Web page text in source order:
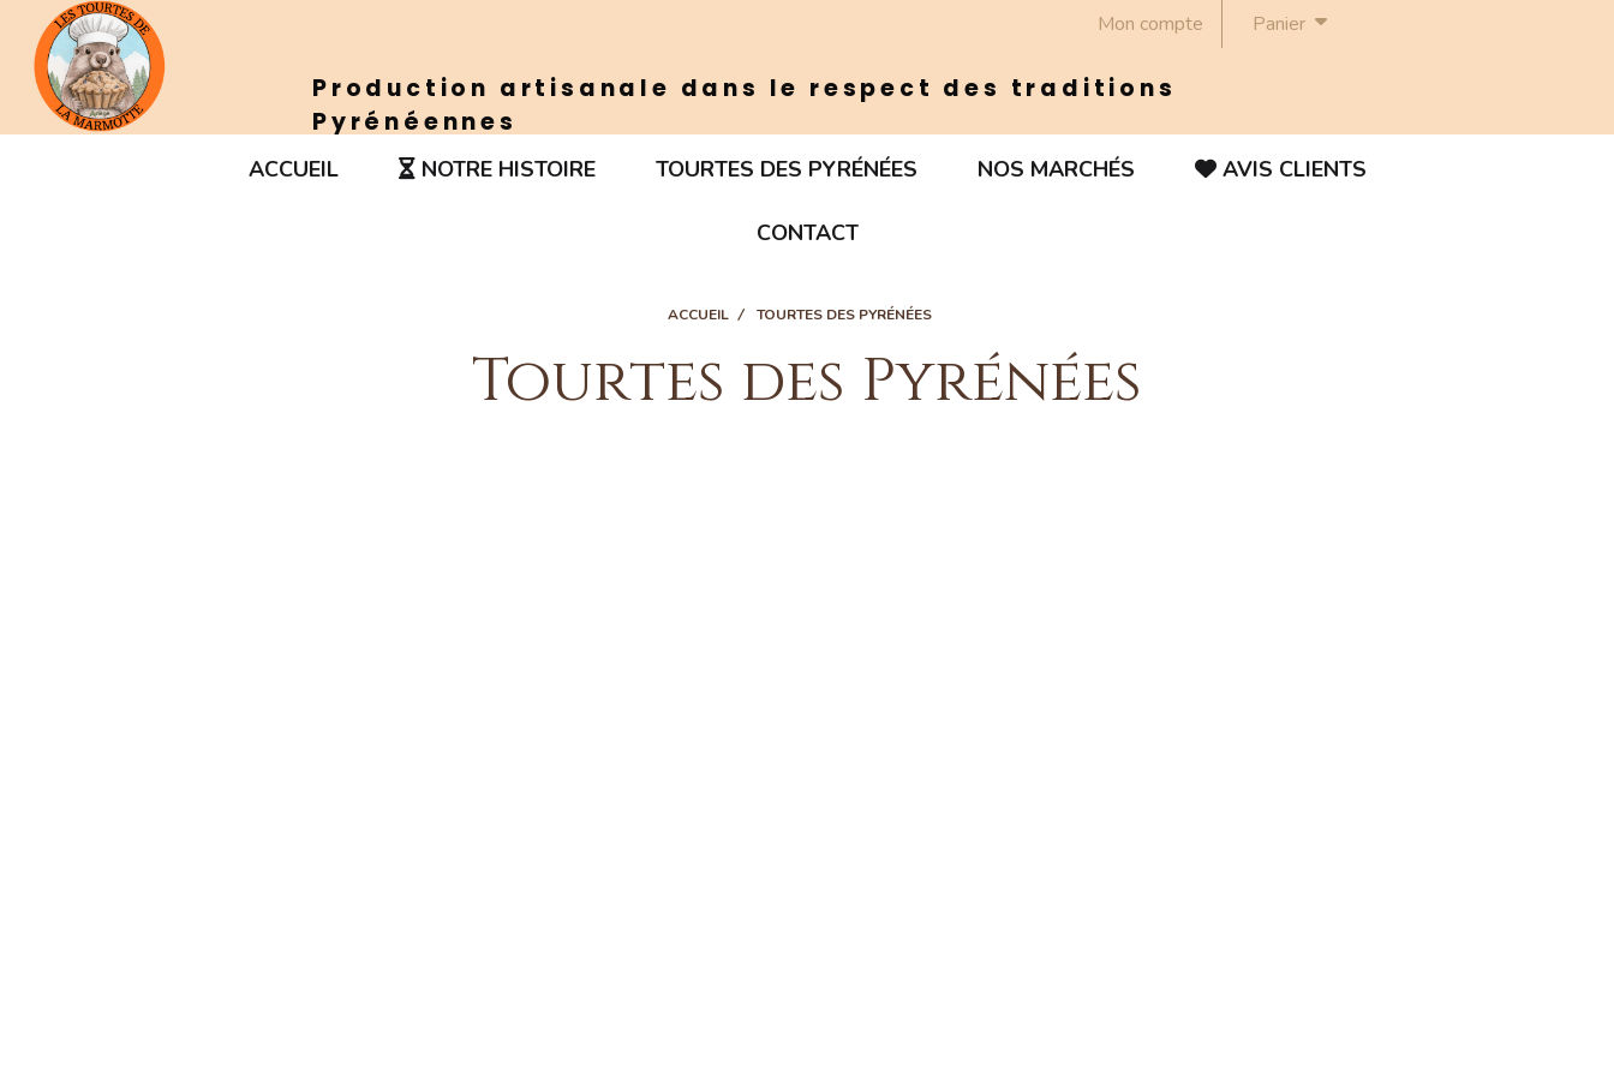
Production artisanale dans le respect des traditions
Pyrénéennes
Mon compte Panier
ACCUEIL NOTRE HISTOIRE TOURTES DES PYRÉNÉES NOS MARCHÉS AVIS CLIENTS
CONTACT
ACCUEIL TOURTES DES PYRÉNÉES
Tourtes des Pyrénées
Panneau de gestion des cookies